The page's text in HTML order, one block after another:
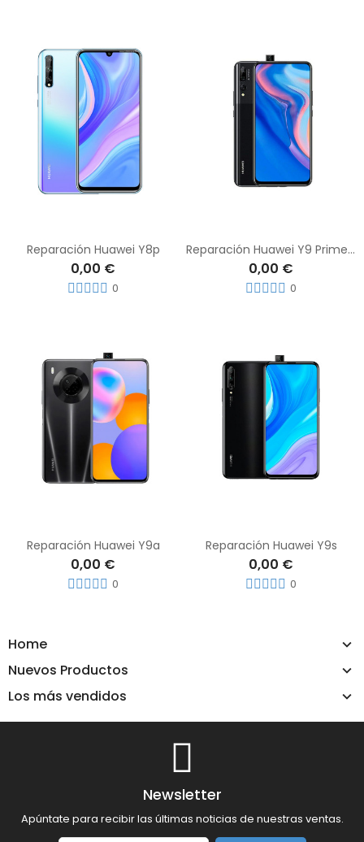
Home
Nuevos Productos
Los más vendidos
Reparación Huawei Y8p
0,00 €
0
Reparación Huawei Y9 Prime 2019
0,00 €
0
Reparación Huawei Y9a
0,00 €
0
Reparación Huawei Y9s
0,00 €
0
Newsletter
Apúntate para recibir las últimas noticias de nuestras ventas.